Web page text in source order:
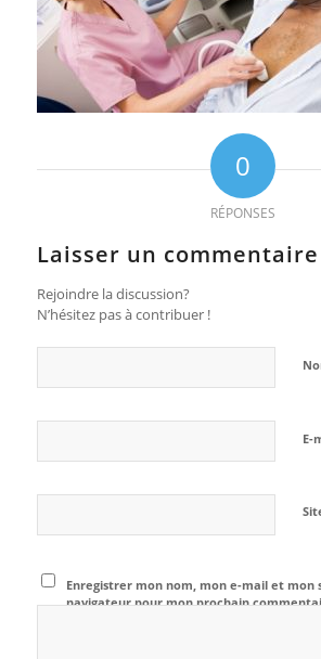
0
RÉPONSES
Laisser un commentaire
Rejoindre la discussion?
N’hésitez pas à contribuer !
E-
Enregistrer mon nom, mon e-mail et mon
navigateur pour mon prochain